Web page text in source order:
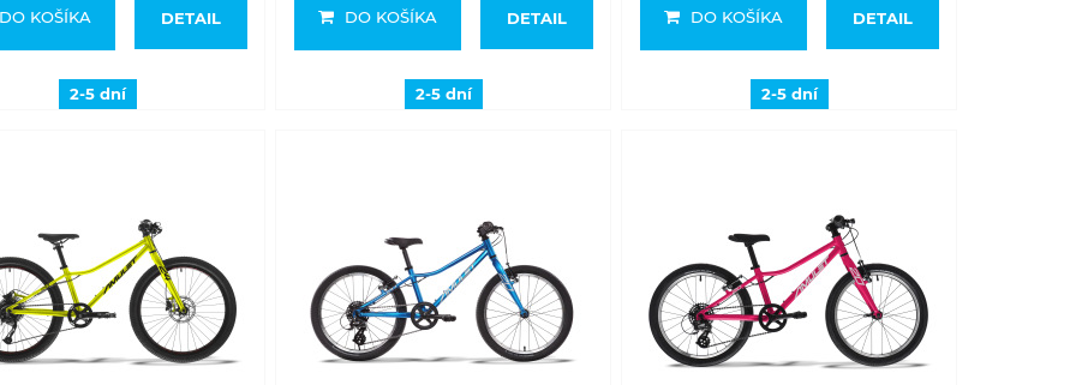
KOŠÍKA DETAIL
2-5 dní
DO KOŠÍKA DETAIL
2-5 dní
DO KOŠÍKA DETAIL
2-5 dní